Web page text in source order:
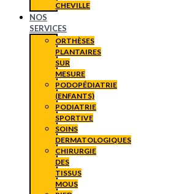
CHEVILLE
NOS
SERVICES
ORTHÈSES
PLANTAIRES
SUR
MESURE
PODOPÉDIATRIE
(ENFANTS)
PODIATRIE
SPORTIVE
SOINS
DERMATOLOGIQUES
CHIRURGIE
DES
TISSUS
MOUS